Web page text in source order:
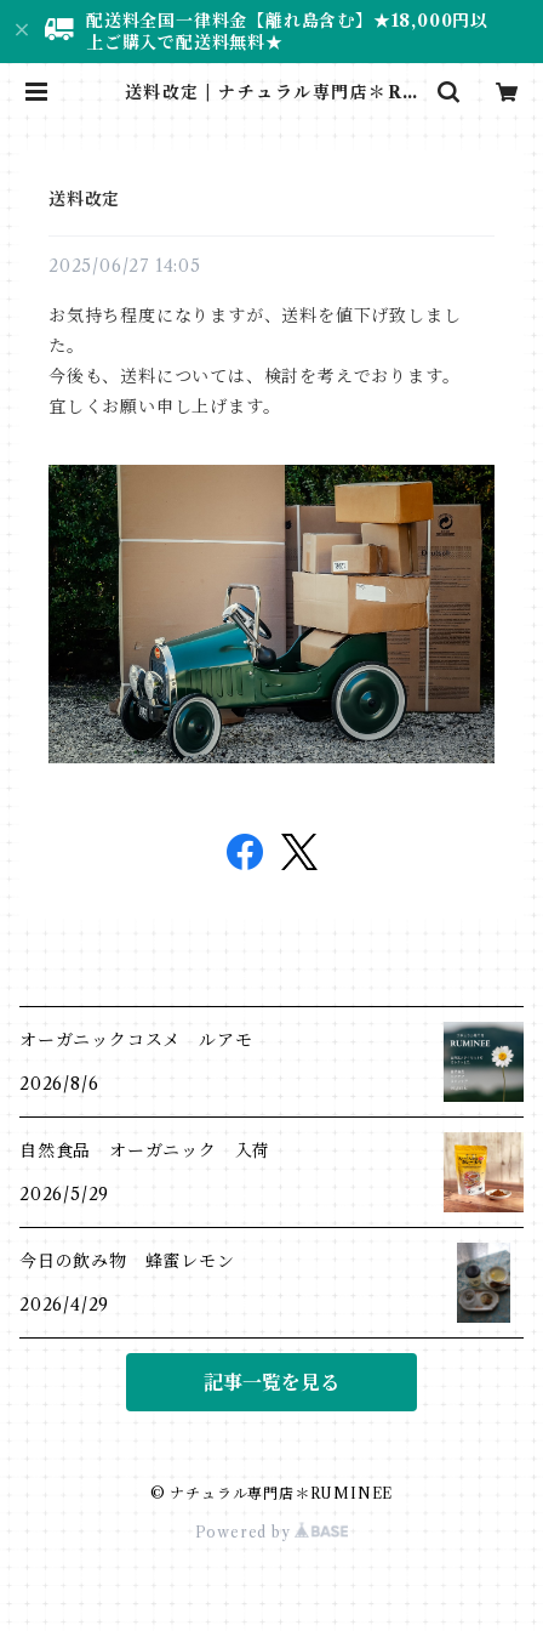
配送料全国一律料金【離れ島含む】★18,000円以
上ご購入で配送料無料★
送料改定 | ナチュラル専門店＊RU
送料改定
2025/06/27 14:05
お気持ち程度になりますが、送料を値下げ致しまし
た。
今後も、送料については、検討を考えでおります。
宜しくお願い申し上げます。
オーガニックコスメ ルアモ
2026/8/6
自然食品 オーガニック 入荷
2026/5/29
今日の飲み物 蜂蜜レモン
2026/4/29
記事一覧を見る
© ナチュラル専門店＊RUMINEE
Powered by